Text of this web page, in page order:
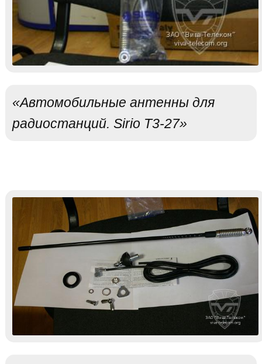
«Автомобильные антенны для
радиостанций. Sirio T3-27»